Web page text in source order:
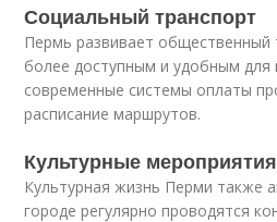
Социальный транспорт
Пермь развивает общественный
более доступным и удобным для
современные системы оплаты
расписание маршрутов.
Культурные мероприятия
Культурная жизнь Перми также
городе регулярно проводятся